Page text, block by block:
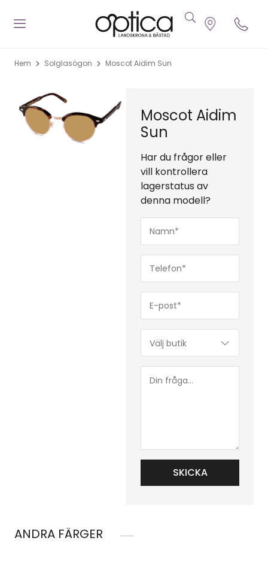
Hem Solglasögon Moscot Aidim Sun
Moscot Aidim
Sun
Har du frågor eller
vill kontrollera
lagerstatus av
denna modell?
post*
(Obligatoriskt)
(Obligatoriskt)
fråga...
ANDRA FÄRGER